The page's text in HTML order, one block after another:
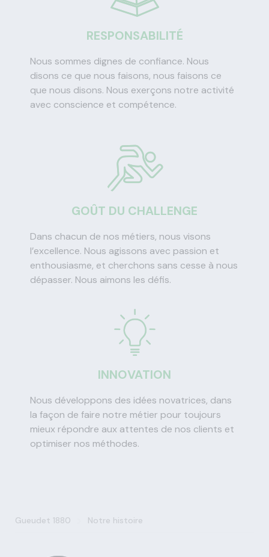
RESPONSABILITÉ
Nous sommes dignes de confiance. Nous
disons ce que nous faisons, nous faisons ce
que nous disons. Nous exerçons notre activité
avec conscience et compétence.
GOÛT DU CHALLENGE
Dans chacun de nos métiers, nous visons
l’excellence. Nous agissons avec passion et
enthousiasme, et cherchons sans cesse à nous
dépasser. Nous aimons les défis.
INNOVATION
Nous développons des idées novatrices, dans
la façon de faire notre métier pour toujours
mieux répondre aux attentes de nos clients et
optimiser nos méthodes.
Gueudet 1880 Notre histoire